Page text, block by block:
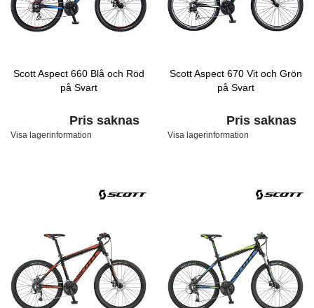
Scott Aspect 660 Blå och Röd
på Svart
Pris saknas
Visa lagerinformation
Scott Aspect 670 Vit och Grön
på Svart
Pris saknas
Visa lagerinformation